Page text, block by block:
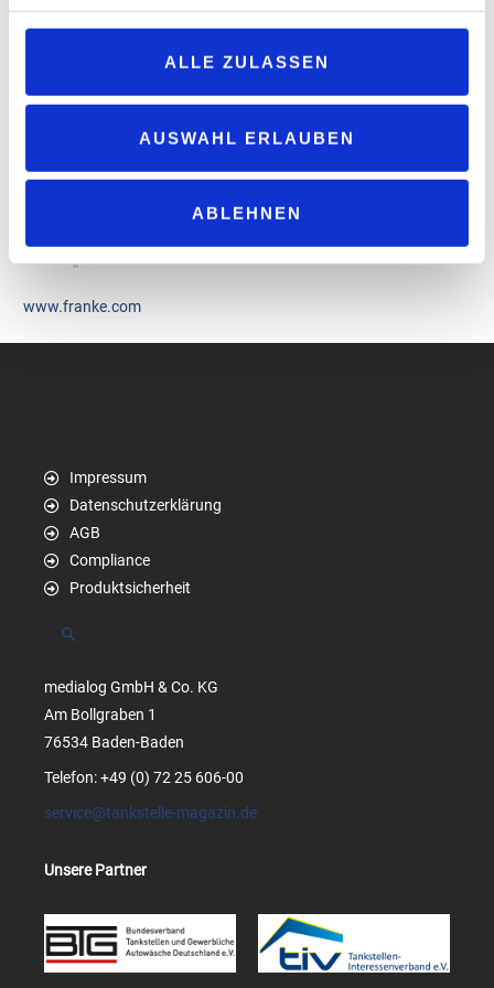
ALLE ZULASSEN
AUSWAHL ERLAUBEN
ABLEHNEN
Mittelpunkt stellen. Ich freue mich darauf,
gemeinsam mit dem Team unsere starke
Albrecht zu seinem Amtsantritt.
www.franke.com
Impressum
Datenschutzerklärung
AGB
Compliance
Produktsicherheit
Suchen
medialog GmbH & Co. KG
Am Bollgraben 1
76534 Baden-Baden
Telefon: +49 (0) 72 25 606-00
service@tankstelle-magazin.de
Unsere Partner